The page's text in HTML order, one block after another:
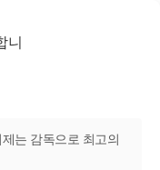
는 감독으로 최고의